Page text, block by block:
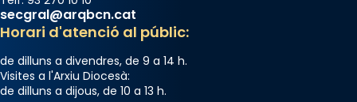
secgral@arqbcn.cat
Horari d'atenció al públic:
de dilluns a divendres, de 9 a 14 h.
Visites a l'Arxiu Diocesà:
de dilluns a dijous, de 10 a 13 h.